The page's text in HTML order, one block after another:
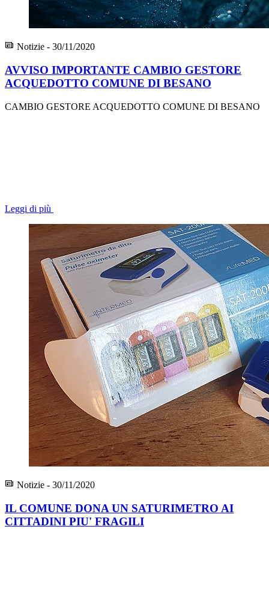
Notizie - 30/11/2020
AVVISO IMPORTANTE CAMBIO GESTORE
ACQUEDOTTO COMUNE DI BESANO
CAMBIO GESTORE ACQUEDOTTO COMUNE DI BESANO
Leggi di più
Notizie - 30/11/2020
IL COMUNE DONA UN SATURIMETRO AI
CITTADINI PIU' FRAGILI